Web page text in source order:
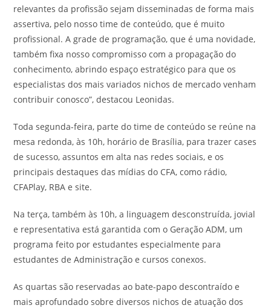
relevantes da profissão sejam disseminadas de forma mais
assertiva, pelo nosso time de conteúdo, que é muito
profissional. A grade de programação, que é uma novidade,
também fixa nosso compromisso com a propagação do
conhecimento, abrindo espaço estratégico para que os
especialistas dos mais variados nichos de mercado venham
contribuir conosco”, destacou Leonidas.
Toda segunda-feira, parte do time de conteúdo se reúne na
mesa redonda, às 10h, horário de Brasília, para trazer cases
de sucesso, assuntos em alta nas redes sociais, e os
principais destaques das mídias do CFA, como rádio,
CFAPlay, RBA e site.
Na terça, também às 10h, a linguagem desconstruída, jovial
e representativa está garantida com o Geração ADM, um
programa feito por estudantes especialmente para
estudantes de Administração e cursos conexos.
As quartas são reservadas ao bate-papo descontraído e
mais aprofundado sobre diversos nichos de atuação dos